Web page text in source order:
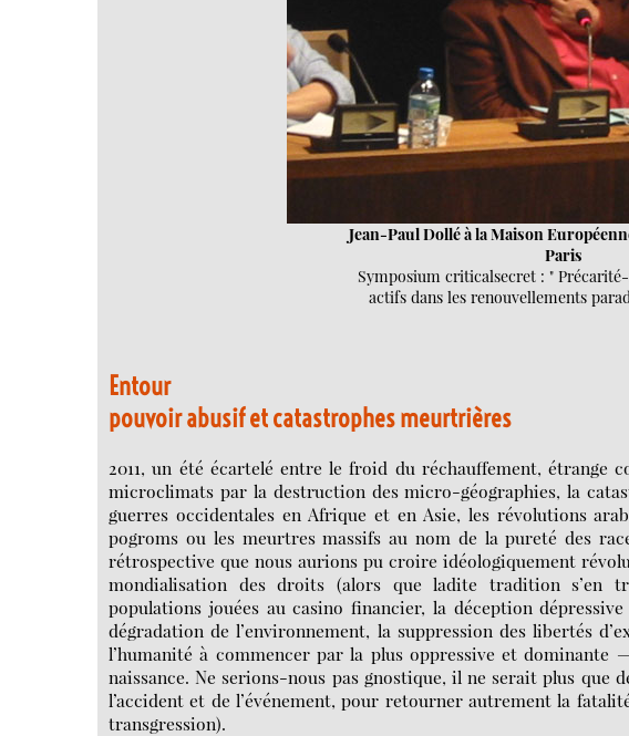
Jean-Paul Dollé à la Maison
Paris
Symposium criticalsecret : "
actifs dans les renouvellements
Entour
pouvoir abusif et catastrophes meurtrières
2011, un été écartelé entre le froid du réchauffement, étrange
microclimats par la destruction des micro-géographies, la
guerres occidentales en Afrique et en Asie, les révolutions
pogroms ou les meurtres massifs au nom de la pureté des
rétrospective que nous aurions pu croire idéologiquement
mondialisation des droits (alors que ladite tradition s’en
populations jouées au casino financier, la déception
dégradation de l’environnement, la suppression des libertés
l’humanité à commencer par la plus oppressive et
naissance. Ne serions-nous pas gnostique, il ne serait plus que
l’accident et de l’événement, pour retourner autrement la
transgression).